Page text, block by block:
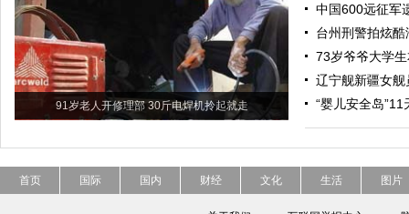
91岁老人开修理部 30斤电焊机拎起就走
中国600远征军
台州刑警拍炫
73岁爷爷大学
辽宁舰新疆女
“婴儿安全岛
首页 国际 国内 财经 文化 生活 图片